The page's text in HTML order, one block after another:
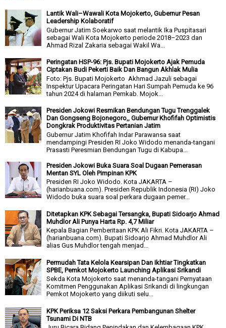
Lantik Wali–Wawali Kota Mojokerto, Gubernur Pesan
Leadership Kolaboratif
Gubernur Jatim Soekarwo saat melantik Ika Puspitasari
sebagai Wali Kota Mojokerto periode 2018–2023 dan
Ahmad Rizal Zakaria sebagai Wakil Wa...
Peringatan HSP-96: Pjs. Bupati Mojokerto Ajak Pemuda
Ciptakan Budi Pekerti Baik Dan Bangun Akhlak Mulia
Foto: Pjs. Bupati Mojokerto Akhmad Jazuli sebagai
Inspektur Upacara Peringatan Hari Sumpah Pemuda ke 96
tahun 2024 di halaman Pemkab. Mojok...
Presiden Jokowi Resmikan Bendungan Tugu Trenggalek
Dan Gongseng Bojonegoro,, Gubernur Khofifah Optimistis
Dongkrak Produktivitas Pertanian Jatim
Gubernur Jatim Khofifah Indar Parawansa saat
mendampingi Presiden RI Joko Widodo menanda-tangani
Prasasti Peresmian Bendungan Tugu di Kabupa...
Presiden Jokowi Buka Suara Soal Dugaan Pemerasan
Mentan SYL Oleh Pimpinan KPK
Presiden RI Joko Widodo. Kota JAKARTA –
(harianbuana.com). Presiden Republik Indonesia (RI) Joko
Widodo buka suara soal perkara dugaan pemer...
Ditetapkan KPK Sebagai Tersangka, Bupati Sidoarjo Ahmad
Muhdlor Ali Punya Harta Rp. 4,7 Miliar
Kepala Bagian Pemberitaan KPK Ali Fikri. Kota JAKARTA –
(harianbuana.com). Bupati Sidoarjo Ahmad Muhdlor Ali
alias Gus Muhdlor tengah menjad...
Permudah Tata Kelola Kearsipan Dan Ikhtiar Tingkatkan
SPBE, Pemkot Mojokerto Launching Aplikasi Srikandi
Sekda Kota Mojokerto saat menanda-tangani Pernyataan
Komitmen Penggunakan Aplikasi Srikandi di lingkungan
Pemkot Mojokerto yang diikuti selu...
KPK Periksa 12 Saksi Perkara Pembangunan Shelter
Tsunami Di NTB